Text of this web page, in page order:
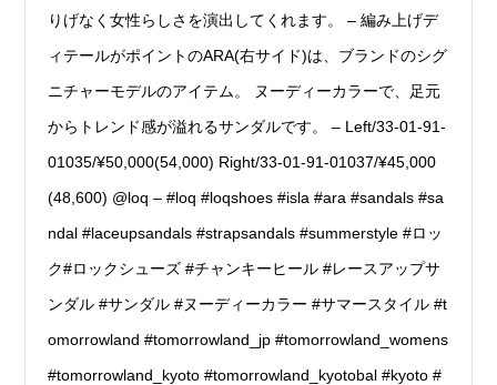
りげなく女性らしさを演出してくれます。 – 編み上げデ
ィテールがポイントのARA(右サイド)は、ブランドのシグ
ニチャーモデルのアイテム。 ヌーディーカラーで、足元
からトレンド感が溢れるサンダルです。 – Left/33-01-91-
01035/¥50,000(54,000) Right/33-01-91-01037/¥45,000
(48,600) @loq – #loq #loqshoes #isla #ara #sandals #sa
ndal #laceupsandals #strapsandals #summerstyle #ロッ
ク#ロックシューズ #チャンキーヒール #レースアップサ
ンダル #サンダル #ヌーディーカラー #サマースタイル #t
omorrowland #tomorrowland_jp #tomorrowland_womens
#tomorrowland_kyoto #tomorrowland_kyotobal #kyoto #